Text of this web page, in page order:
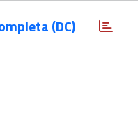
(DC)